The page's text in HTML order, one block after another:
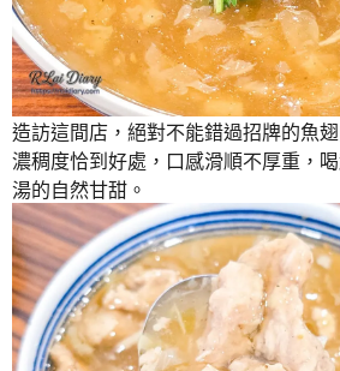
造訪這間店，絕對不能錯過招牌的魚
濃稠度恰到好處，口感滑順不厚重，
湯的自然甘甜。